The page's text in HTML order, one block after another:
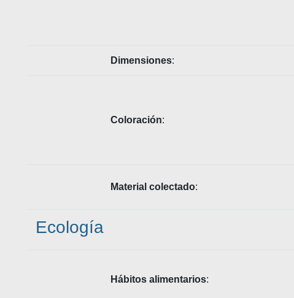
Dimensiones:
Coloración:
Material colectado:
Ecología
Hábitos alimentarios: